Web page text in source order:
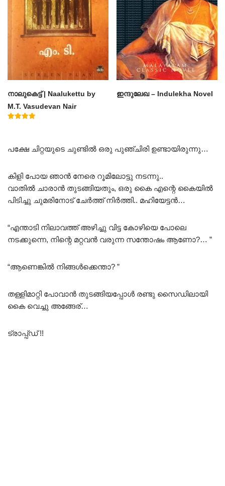
നാലുകെട്ട് | Naalukettu by
M.T. Vasudevan Nair
ഇന്ദുലേഖ – Indulekha Novel
പക്ഷേ ചിറ്റയുടെ ചുണ്ടിൽ ഒരു പുഞ്ചിരി ഉണ്ടായിരുന്നു…
കിളി പോയ ഞാൻ നേരെ റൂമിലോട്ടു നടന്നു..
വാതിൽ ചാരാൻ തുടങ്ങിയതും, ഒരു കൈ എന്റെ കൈയിൽ
പിടിച്ചു ചുമരിനോട് ചേർത്ത് നിർത്തി.. മഹിയേട്ടൻ…
“എന്താടി നിലാവത്ത് അഴിച്ചു വിട്ട കോഴിയെ പോലെ
നടക്കുന്നെ, നിന്റെ മറ്റവൻ വരുന്ന സന്തോഷം ആണോ?… ”
“ആണെങ്കിൽ നിങ്ങൾക്കെന്താ? ”
തള്ളിമാറ്റി പോവാൻ തുടങ്ങിയപ്പോൾ രണ്ടു സൈഡിലായി
കൈ വെച്ചു അങ്ങേര്…
ട്രാപ്പ്ഡ് !!